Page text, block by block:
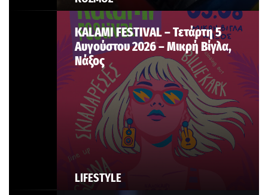
LIFESTYLE
KALAMI FESTIVAL – Τετάρτη 5
Αυγούστου 2026 – Μικρή Βίγλα,
Νάξος